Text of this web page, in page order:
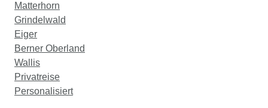
Matterhorn
Grindelwald
Eiger
Berner Oberland
Wallis
Privatreise
Personalisiert